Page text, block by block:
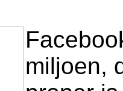
miljoen,